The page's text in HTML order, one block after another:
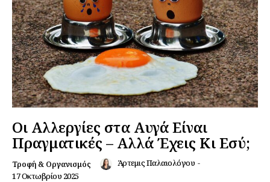
Οι Αλλεργίες στα Αυγά Είναι
Πραγματικές – Αλλά Έχεις Κι Εσύ;
Τροφή & Οργανισμός Άρτεμις Παλαιολόγου -
17 Οκτωβρίου 2025